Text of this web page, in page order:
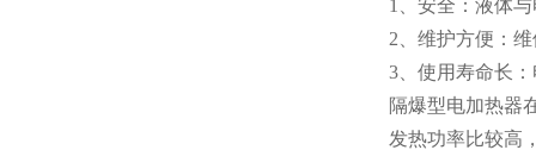
1、安全：液体
2、维护方便：
3、使用寿命长
隔爆型电加热器
发热功率比较高